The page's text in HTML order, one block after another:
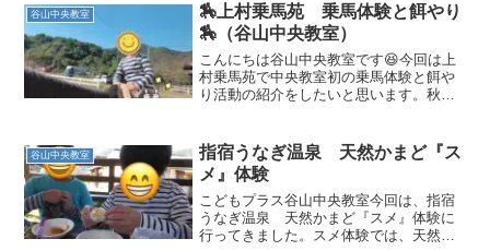
谷山中央教室
🏇上村乗馬苑 乗馬体験と餌やり
🏇（谷山中央教室）
こんにちは谷山中央教室です😆今回は上
村乗馬苑で中央教室初の乗馬体験と餌や
り活動の紹介をしたいと思います。秋晴
している様子😆錦江湾公園近くに乗馬体
験ができる場所がある...
谷山中央教室
指宿うなぎ温泉 天然かまど『ス
メ』体験
こどもプラス谷山中央教室今回は、指宿
うなぎ温泉 天然かまど『スメ』体験に
行ってきました。スメ体験では、天然の